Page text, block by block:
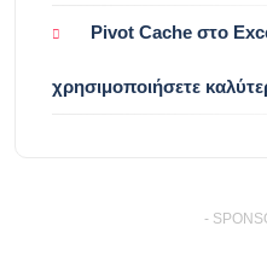
Pivot Cache στο
χρησιμοποιήσετε
-